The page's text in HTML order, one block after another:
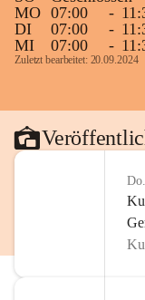
MO 07:00 -
DI
07:00 -
MI
07:00 -
Zuletzt bearbeitet: 20.09.2024